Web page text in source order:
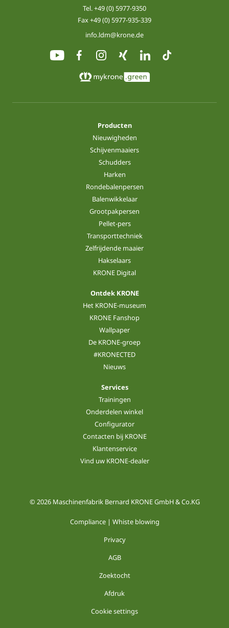
Tel.+49 (0) 5977-9350
Fax +49 (0) 5977-935-339
info.ldm@krone.de
Producten
Nieuwigheden
Schijvenmaaiers
Schudders
Harken
Rondebalenpersen
Balenwikkelaar
Grootpakpersen
Pellet-pers
Transporttechniek
Zelfrijdende maaier
Hakselaars
KRONE Digital
Ontdek KRONE
Het KRONE-museum
KRONE Fanshop
Wallpaper
De KRONE-groep
#KRONECTED
Nieuws
Services
Trainingen
Onderdelen winkel
Configurator
Contacten bij KRONE
Klantenservice
Vind uw KRONE-dealer
© 2026 Maschinenfabrik Bernard KRONE GmbH & Co.KG
Compliance | Whiste blowing
Privacy
AGB
Zoektocht
Afdruk
Cookie settings